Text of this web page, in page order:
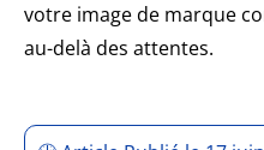
votre image de marque
au-delà des attentes.